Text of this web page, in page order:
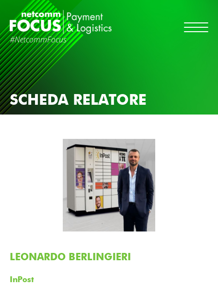
#NetcommFocus
SCHEDA RELATORE
LEONARDO BERLINGIERI
InPost